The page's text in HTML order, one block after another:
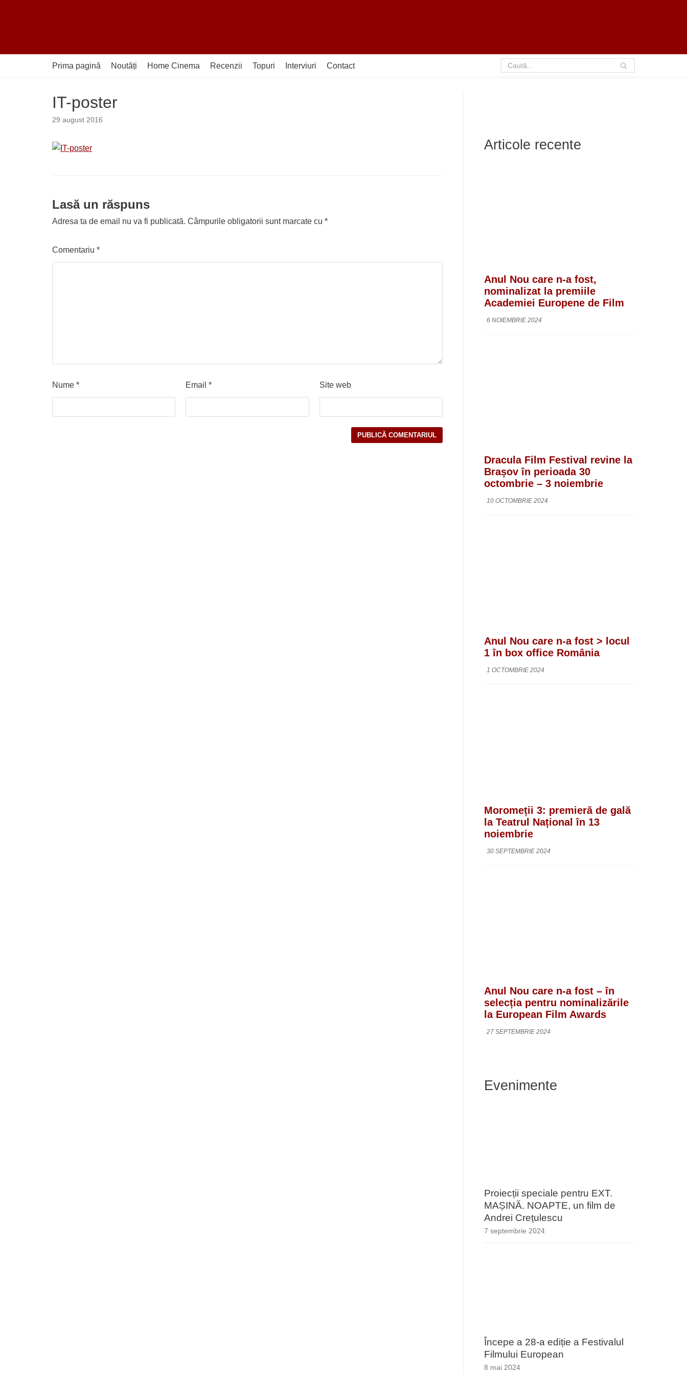
conținut
Prima pagină
Noutăți Home Cinema Recenzii Topuri Interviuri Contact
IT-poster
29 august 2016
Lasă un răspuns
Adresa ta de email nu va fi publicată. Câmpurile obligatorii sunt marcate cu *
Comentariu *
Nume * Email* Site web
Articole recente
Anul Nou care n-a fost,
nominalizat la premiile
Academiei Europene de Film
6 NOIEMBRIE 2024
Dracula Film Festival revine la
Brașov în perioada 30
octombrie – 3 noiembrie
10 OCTOMBRIE 2024
Anul Nou care n-a fost > locul
1 în box office România
1 OCTOMBRIE 2024
Moromeții 3: premieră de gală
la Teatrul Național în 13
noiembrie
30 SEPTEMBRIE 2024
Anul Nou care n-a fost – în
selecția pentru nominalizările
la European Film Awards
27 SEPTEMBRIE 2024
Evenimente
Proiecții speciale pentru EXT.
MAȘINĂ. NOAPTE, un film de
Andrei Crețulescu
7 septembrie 2024
Începe a 28-a ediție a Festivalul
Filmului European
8 mai 2024